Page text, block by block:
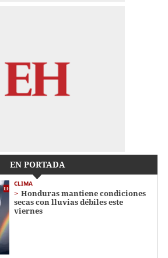
EN PORTADA
CLIMA
Honduras mantiene condiciones
secas con lluvias débiles este
viernes